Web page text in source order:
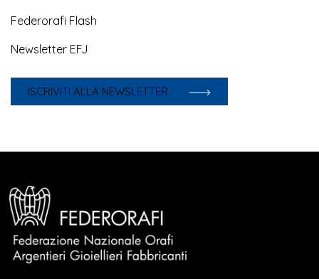
Federorafi Flash
Newsletter EFJ
ISCRIVITI ALLA NEWSLETTER